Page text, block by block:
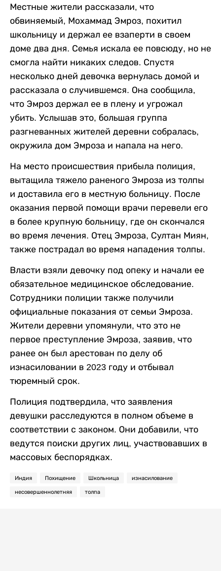
Местные жители рассказали, что
обвиняемый, Мохаммад Эмроз, похитил
школьницу и держал ее взаперти в своем
доме два дня. Семья искала ее повсюду, но не
смогла найти никаких следов. Спустя
несколько дней девочка вернулась домой и
рассказала о случившемся. Она сообщила,
что Эмроз держал ее в плену и угрожал
убить. Услышав это, большая группа
разгневанных жителей деревни собралась,
окружила дом Эмроза и напала на него.
На место происшествия прибыла полиция,
вытащила тяжело раненого Эмроза из толпы
и доставила его в местную больницу. После
оказания первой помощи врачи перевели его
в более крупную больницу, где он скончался
во время лечения. Отец Эмроза, Султан Миян,
также пострадал во время нападения толпы.
Власти взяли девочку под опеку и начали ее
обязательное медицинское обследование.
Сотрудники полиции также получили
официальные показания от семьи Эмроза.
Жители деревни упомянули, что это не
первое преступление Эмроза, заявив, что
ранее он был арестован по делу об
изнасиловании в 2023 году и отбывал
тюремный срок.
Полиция подтвердила, что заявления
девушки расследуются в полном объеме в
соответствии с законом. Они добавили, что
ведутся поиски других лиц, участвовавших в
массовых беспорядках.
Индия Похищение Школьница изнасилование
несовершеннолетняя толпа